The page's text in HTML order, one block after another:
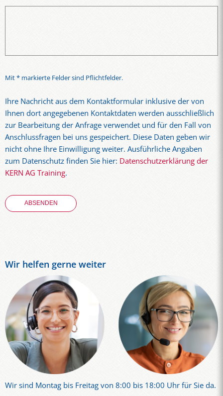
Mit * markierte Felder sind Pflichtfelder.
Ihre Nachricht aus dem Kontaktformular inklusive der von
Ihnen dort angegebenen Kontaktdaten werden ausschließlich
zur Bearbeitung der Anfrage verwendet und für den Fall von
Anschlussfragen bei uns gespeichert. Diese Daten geben wir
nicht ohne Ihre Einwilligung weiter. Ausführliche Angaben
zum Datenschutz finden Sie hier: Datenschutzerklärung der
KERN AG Training.
Wir helfen gerne weiter
Wir sind Montag bis Freitag von 8:00 bis 18:00 Uhr für Sie da.